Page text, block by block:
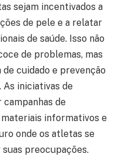
sejam incentivados a
de pele e a relatar
de saúde. Isso não
de problemas, mas
cuidado e prevenção
iniciativas de
de
informativos e
onde os atletas se
preocupações.